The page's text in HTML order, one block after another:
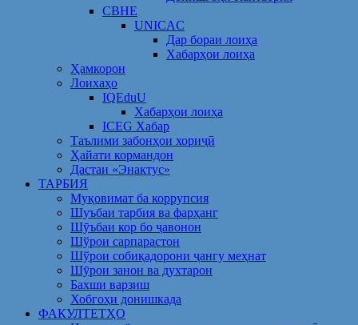
CBHE
UNICAC
Дар бораи лоиҳа
Хабарҳои лоиҳа
Ҳамкорон
Лоихаҳо
IQEduU
Хабарҳои лоиҳа
ICEG Хабар
Таълими забонҳои хориҷӣ
Ҳайати кормандон
Дастаи «Энактус»
ТАРБИЯ
Муқовимат ба коррупсия
Шуъбаи тарбия ва фарҳанг
Шӯъбаи кор бо ҷавонон
Шўрои сарпарастон
Шўрои собиқадорони ҷангу меҳнат
Шӯрои занон ва духтарон
Бахши варзиш
Хобгоҳи донишкада
ФАКУЛТЕТҲО